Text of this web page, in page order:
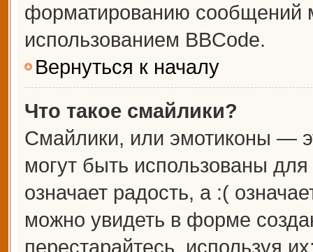
форматированию сообщений
использованием BBCode.
Вернуться к началу
Что такое смайлики?
Смайлики, или эмотиконы —
могут быть использованы
означает радость, а :(
можно увидеть в форме
перестарайтесь, используя